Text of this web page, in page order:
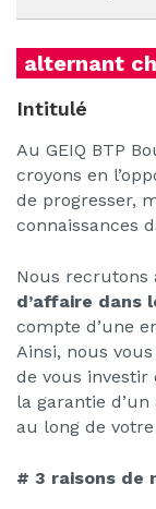
alternant
Intitulé
Au GEIQ BTP
croyons en
de progresser,
connaissances
Nous
d’affaire dans
compte d’une
Ainsi, nous
de vous investir
la garantie
au long de
# 3 raisons de